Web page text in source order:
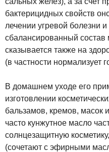
бактерицидных свойств
лечении угревой болезни и
сбалансированный состав
сказывается также на
(в частности нормализует
В домашнем уходе его
изготовлении
бальзамов, кремов, масок
часто кунжутное масло
солнцезащитную
(сочетают с эфирными